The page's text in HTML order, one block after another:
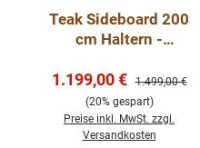
Teak Sideboard 200
cm Haltern -
Massivholz
Verkaufspreis:
1.199,00 € Regulärer
1.499,00 €
(20% gespart)
Preise inkl. MwSt. zzgl.
Versandkosten